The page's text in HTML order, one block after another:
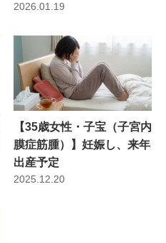
2026.01.19
【35歳女性・子宝（子宮内
膜症筋腫）】妊娠し、来年
出産予定
2025.12.20